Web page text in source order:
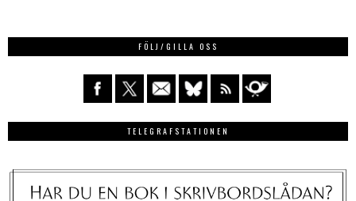
FÖLJ/GILLA OSS
TELEGRAFSTATIONEN